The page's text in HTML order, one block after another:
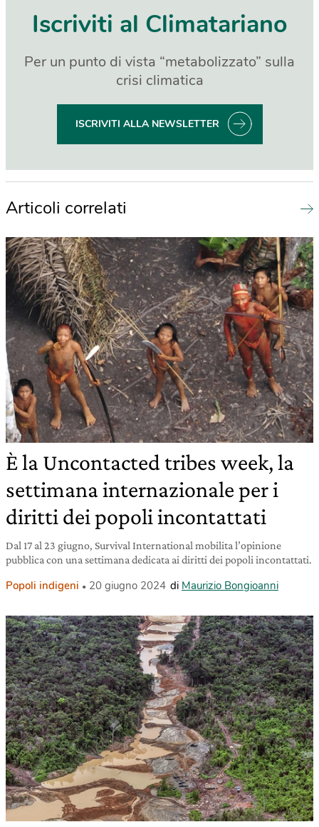
Iscriviti al Climatariano
Per un punto di vista “metabolizzato” sulla
crisi climatica
ISCRIVITI ALLA NEWSLETTER
Articoli correlati
È la Uncontacted tribes week, la
settimana internazionale per i
diritti dei popoli incontattati
Dal 17 al 23 giugno, Survival International mobilita l’opinione
pubblica con una settimana dedicata ai diritti dei popoli incontattati.
Popoli indigeni 20 giugno 2024 di Maurizio Bongioanni